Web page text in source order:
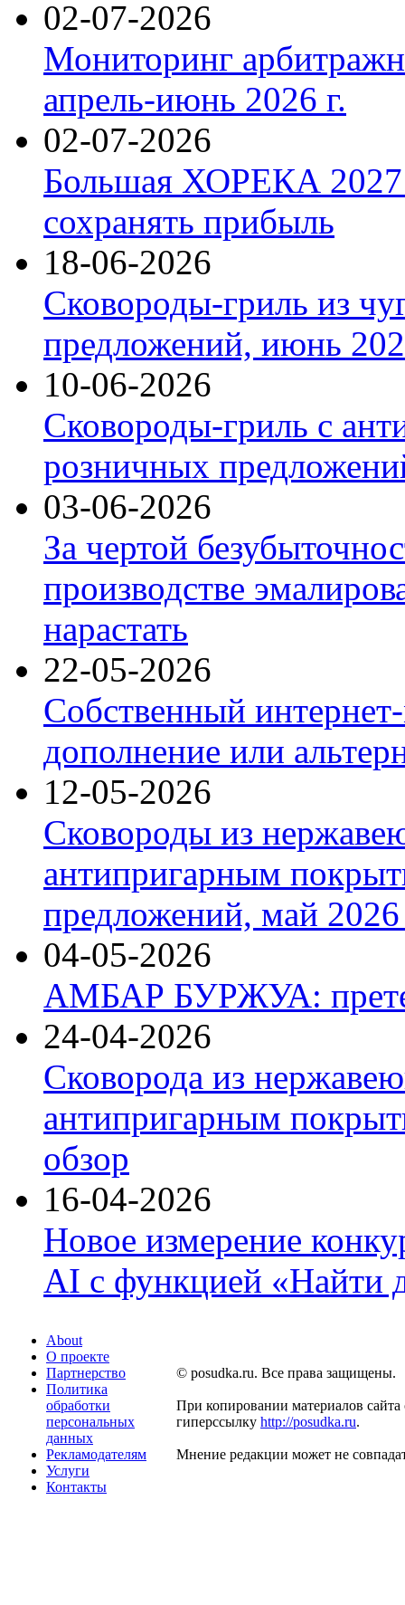
02-07-2026
Мониторинг
апрель-июнь 2026 г.
02-07-2026
Большая ХОРЕКА 2027:
сохранять прибыль
18-06-2026
Сковороды-гриль из
предложений, июнь
10-06-2026
Сковороды-гриль с
розничных
03-06-2026
За чертой
производстве
нарастать
22-05-2026
Собственный
дополнение или
12-05-2026
Сковороды из
антипригарным
предложений, май 2026
04-05-2026
АМБАР БУРЖУА:
24-04-2026
Сковорода из
антипригарным
обзор
16-04-2026
Новое измерение
AI с функцией «Найти
About
О проекте
Партнерство
Политика
обработки
персональных
данных
Рекламодателям
Услуги
Контакты
© posudka.ru. Все права защищены.
При копировании материалов сайта
гиперссылку http://posudka.ru.
Мнение редакции может не